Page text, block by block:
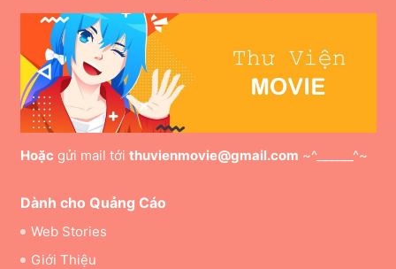
Hoặc gửi mail tới thuvienmovie@gmail.com ~^______^~
Dành cho Quảng Cáo
Web Stories
Giới Thiệu